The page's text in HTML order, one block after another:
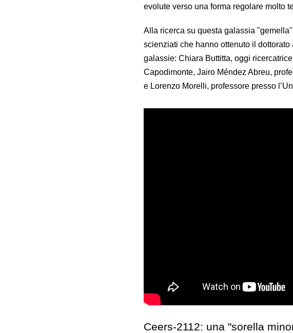
evolute verso una forma regolare molto
Alla ricerca su questa galassia
scienziati che hanno ottenuto il
galassie: Chiara Buttitta, oggi
Capodimonte, Jairo Méndez Abreu,
e Lorenzo Morelli, professore presso
Ceers-2112: una "sorella